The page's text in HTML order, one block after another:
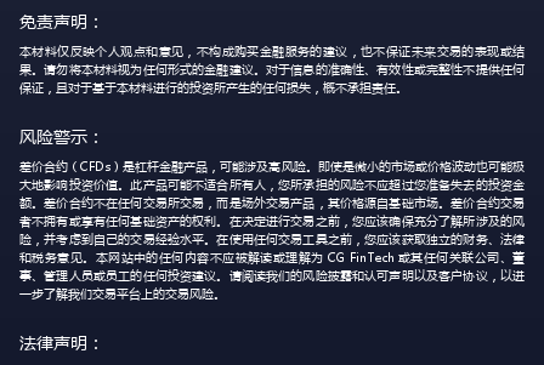
免责声明：
本材料仅反映个人观点和意见，不构成购买金融服务的建议，也不保证未来交易的表现或结
果。请勿将本材料视为任何形式的金融建议。对于信息的准确性、有效性或完整性不提供任何
保证，且对于基于本材料进行的投资所产生的任何损失，概不承担责任。
风险警示：
差价合约（CFDs）是杠杆金融产品，可能涉及高风险。即使是微小的市场或价格波动也可能极
大地影响投资价值。此产品可能不适合所有人，您所承担的风险不应超过您准备失去的投资金
额。差价合约不在任何交易所交易，而是场外交易产品，其价格源自基础市场。差价合约交易
者不拥有或享有任何基础资产的权利。在决定进行交易之前，您应该确保充分了解所涉及的风
险，并考虑到自己的交易经验水平。在使用任何交易工具之前，您应该获取独立的财务、法律
和税务意见。本网站中的任何内容不应被解读或理解为 CG FinTech 或其任何关联公司、董
事、管理人员或员工的任何投资建议。请阅读我们的风险披露和认可声明以及客户协议，以进
一步了解我们交易平台上的交易风险。
法律声明：